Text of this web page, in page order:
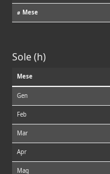
⌀ Mese
Sole (h)
Mese
Gen
Feb
Mar
Apr
Mag